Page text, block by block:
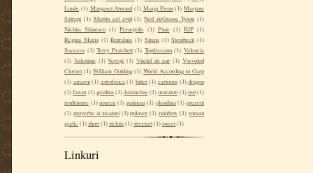
Lunde (1) Margaret Atwood (1) Margi Preus (1) Marjane
Satrapi (1) Martin cel avid (1) Neil deGrasse Tyson (1)
Nichita Stănescu (1) Persepolis (1) Pixie (1) RIP (1)
Regina Maria (1) România (1) Sinaia (1) Steinbeck (1)
Suceava (1) Terry Pratchett (1) Topârceanu (1) Valencia
(1) Valentine (1) Verești (1) Vitelul de aur (1) Vsevolod
Ciornei (1) William Golding (1) World According to Garp
(1) amarui (1) astrofizica (1) bitter (1) cartoons (1) dragon
(1)fazan (1)gradina(1) kalanchoe (1)maraton (1) mit(1)
multumire (1) muzeu (1) patinoar (1) plastilina (1) prezent
(1) proverbe si zicatori (1) pulover (1) rainbow (1) roman
grafic(1)short(1)steluta(1)streetart(1)sweet(1)
Linkuri